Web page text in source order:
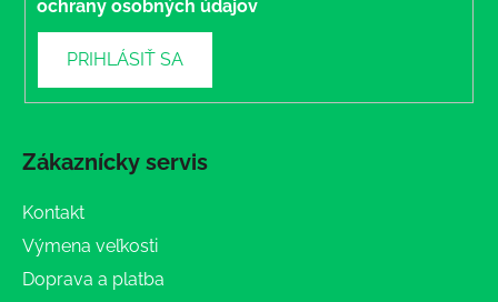
ochrany osobných údajov
PRIHLÁSIŤ SA
Zákaznícky servis
Kontakt
Výmena veľkosti
Doprava a platba